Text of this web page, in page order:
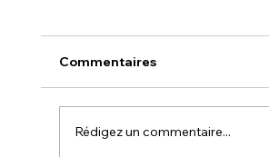
C'est Énorme !!!
Commentaires
Rédigez un commentaire...